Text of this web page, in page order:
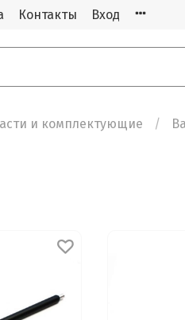
Контакты Вход
и комплектующие